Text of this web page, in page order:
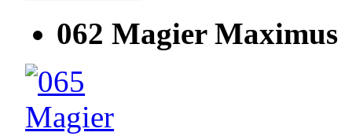
062 Magier Maximus